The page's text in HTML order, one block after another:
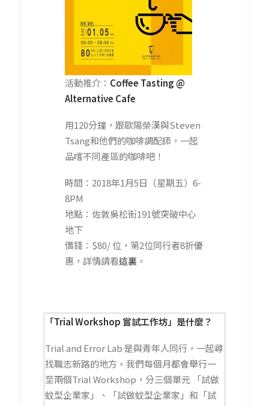
活動推介： Coffee Tasting @
Alternative Cafe
用120分鐘，跟歐陽榮漢與Steven
Tsang和他們的咖啡調配師，一起
品嚐不同產區的咖啡吧！
時間：2018年1月5日（星期五）6-
8PM
地點：佐敦吳松街191號突破中心
地下
價錢：$80/ 位，第2位同行者8折優
惠，詳情請看這裏 。
「Trial Workshop 嘗試工作坊」是什麼？
Trial and Error Lab 是與青年人同行，一起尋
找職志新路的地方。我們每個月都會舉行一
至兩個Trial Workshop，分三個單元 「試做
蚊型企業家」、「試做蚊型企業家」和「試